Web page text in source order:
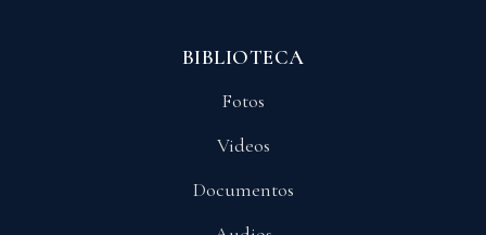
BIBLIOTECA
Fotos
Videos
Documentos